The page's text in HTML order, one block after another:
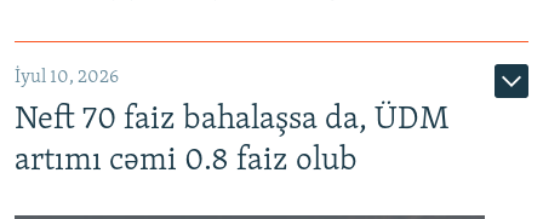
İyul 10, 2026
Neft 70 faiz bahalaşsa da, ÜDM
artımı cəmi 0.8 faiz olub